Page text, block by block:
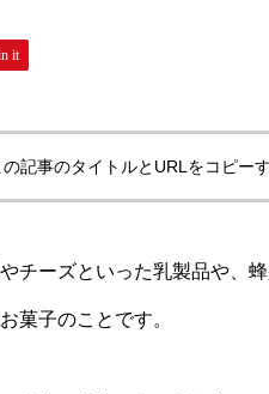
it
の記事のタイトルとURLをコピー
チーズといった乳製品や、
菓子のことです。